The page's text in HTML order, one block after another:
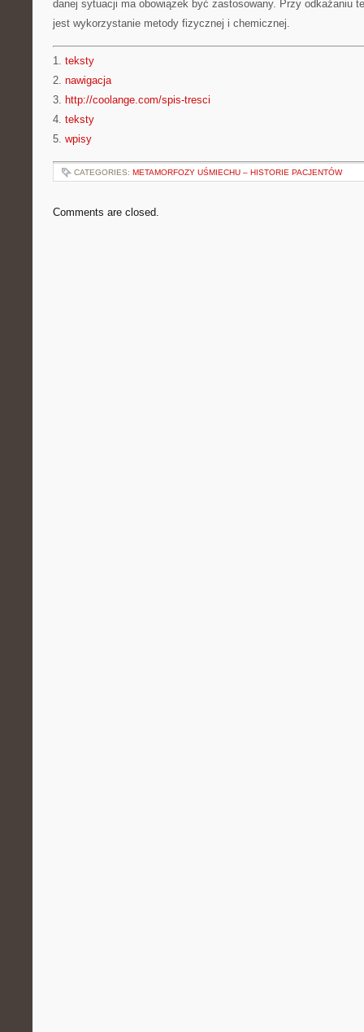
danej sytuacji ma obowiązek być zastosowany. Przy odkażaniu
jest wykorzystanie metody fizycznej i chemicznej.
1. teksty
2. nawigacja
3. http://coolange.com/spis-tresci
4. teksty
5. wpisy
CATEGORIES: METAMORFOZY UŚMIECHU – HISTORIE PACJENTÓW
Comments are closed.